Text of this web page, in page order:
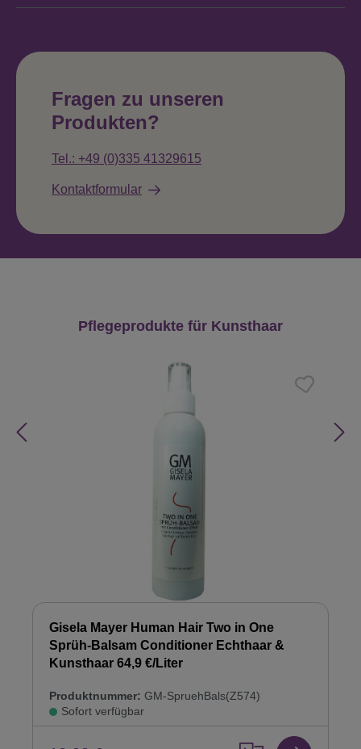
Fragen zu unseren
Produkten?
Tel.: +49 (0)335 41329615
Kontaktformular
Produktgalerie überspringen
Pflegeprodukte für Kunsthaar
Gisela Mayer Human Hair Two in One
Sprüh-Balsam Conditioner Echthaar &
Kunsthaar 64,9 €/Liter
Produktnummer: GM-SpruehBals(Z574)
Sofort verfügbar